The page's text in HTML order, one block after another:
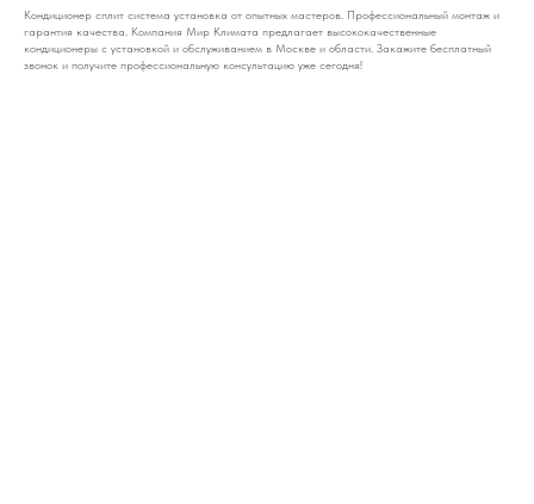
Кондиционер сплит система установка от опытных мастеров. Профессиональный монтаж и
гарантия качества. Компания Мир Климата предлагает высококачественные
кондиционеры с установкой и обслуживанием в Москве и области. Закажите бесплатный
звонок и получите профессиональную консультацию уже сегодня!